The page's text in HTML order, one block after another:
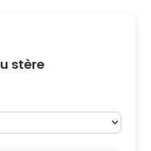
stère